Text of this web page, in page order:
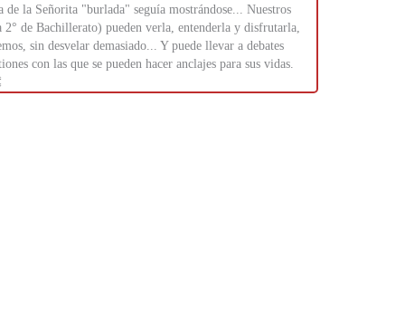
la Señorita "burlada" seguía mostrándose... Nuestros
de Bachillerato) pueden verla, entenderla y disfrutarla,
sin desvelar demasiado... Y puede llevar a debates
con las que se pueden hacer anclajes para sus vidas.